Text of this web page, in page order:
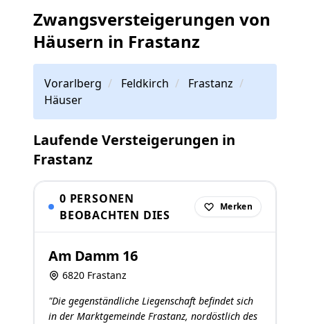
Zwangsversteigerungen von
Häusern in Frastanz
Vorarlberg Feldkirch
Frastanz
Häuser
Laufende Versteigerungen in
Frastanz
0 PERSONEN
BEOBACHTEN DIES
Merken
Am Damm 16
6820 Frastanz
"Die gegenständliche Liegenschaft befindet sich
in der Marktgemeinde Frastanz, nordöstlich des